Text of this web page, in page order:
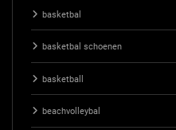
basketbal
basketbal schoenen
basketball
beachvolleybal